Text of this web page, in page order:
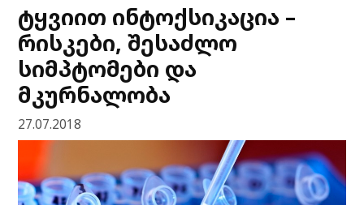
ტყვიით ინტოქსიკაცია –
რისკები, შესაძლო
სიმპტომები და
მკურნალობა
27.07.2018